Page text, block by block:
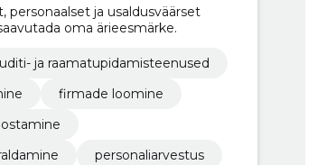
personaalset ja usaldusväärset
oma ärieesmärke.
ja raamatupidamisteenused
firmade loomine
personaliarvestus